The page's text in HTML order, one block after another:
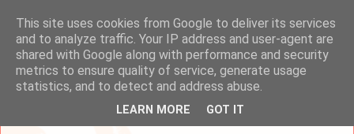
This site uses cookies from Google to deliver its services
and to analyze traffic. Your IP address and user-agent are
shared with Google along with performance and security
metrics to ensure quality of service, generate usage
statistics, and to detect and address abuse.
LEARN MORE GOT IT